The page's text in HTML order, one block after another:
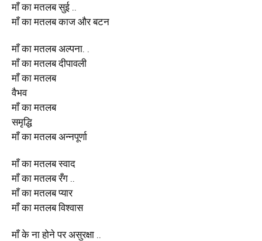
माँ का मतलब सुई ..
माँ का मतलब काज और बटन
माँ का मतलब अल्पना. .
माँ का मतलब दीपावली
माँ का मतलब
वैभव
माँ का मतलब
समृद्धि
माँ का मतलब अन्नपूर्णा
माँ का मतलब स्वाद
माँ का मतलब रँग ..
माँ का मतलब प्यार
माँ का मतलब विश्वास
माँ के ना होने पर असुरक्षा ..